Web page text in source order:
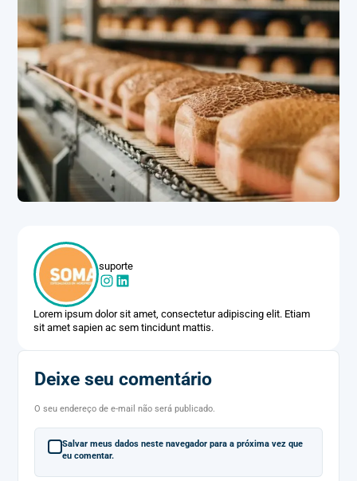
suporte
Lorem ipsum dolor sit amet, consectetur adipiscing elit. Etiam
sit amet sapien ac sem tincidunt mattis.
Deixe seu comentário
O seu endereço de e-mail não será publicado.
Salvar meus dados neste navegador para a próxima vez que
eu comentar.